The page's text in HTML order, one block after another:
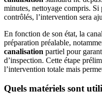
minutes, nettoyage compris.
contrôlés, l’intervention sera
En fonction de son état, la
préparation préalable,
canalisation partiel pour
d’inspection. Cette étape
l’intervention totale mais
Quels matériels sont